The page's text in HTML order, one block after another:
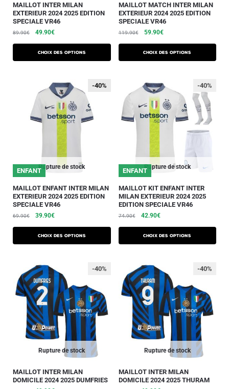
MAILLOT INTER MILAN
EXTERIEUR 2024 2025 EDITION
SPECIALE VR46
89.90€ 49.90€
Choix des options
MAILLOT MATCH INTER MILAN
EXTERIEUR 2024 2025 EDITION
SPECIALE VR46
119.90€ 59.90€
Choix des options
Rupture de stock
-40%
ENFANT
-40%
MAILLOT ENFANT INTER MILAN
EXTERIEUR 2024 2025 EDITION
SPECIALE VR46
69.90€ 39.90€
Choix des options
Rupture de stock
ENFANT
-40%
MAILLOT KIT ENFANT INTER
MILAN EXTERIEUR 2024 2025
EDITION SPECIALE VR46
74.90€ 42.90€
Choix des options
Rupture de stock
-40%
MAILLOT INTER MILAN
DOMICILE 2024 2025 DUMFRIES
Rupture de stock
-40%
MAILLOT INTER MILAN
DOMICILE 2024 2025 THURAM